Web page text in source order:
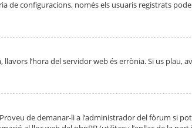
de configuracions, només els usuaris registrats
l’hora del servidor web és errònia. Si us plau,
de demanar-li a l’administrador del fòrum si